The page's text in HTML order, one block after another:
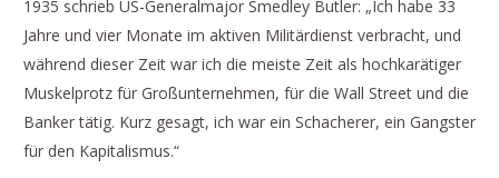
1935 schrieb US-Generalmajor Smedley Butler: „Ich habe 33
Jahre und vier Monate im aktiven Militärdienst verbracht, und
während dieser Zeit war ich die meiste Zeit als hochkarätiger
Muskelprotz für Großunternehmen, für die Wall Street und die
Banker tätig. Kurz gesagt, ich war ein Schacherer, ein Gangster
für den Kapitalismus.“